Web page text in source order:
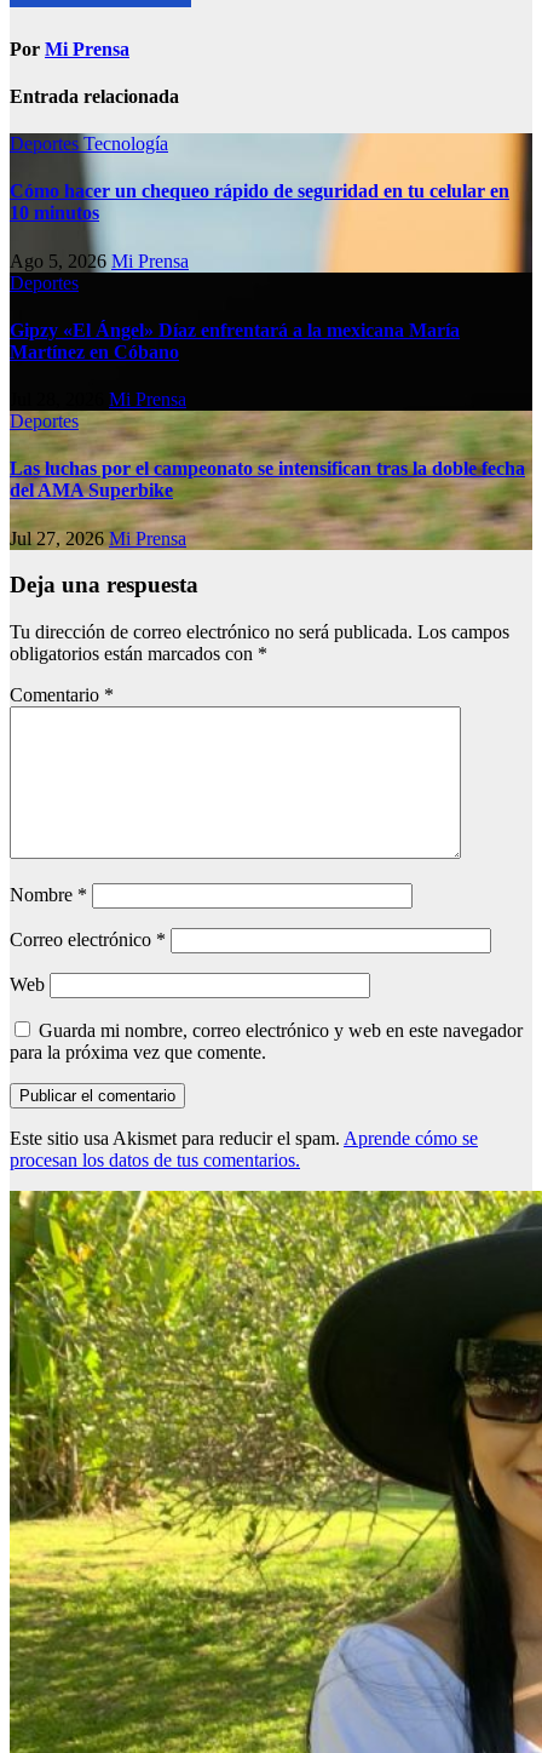
Por Mi Prensa
Entrada relacionada
Deportes Tecnología
Cómo hacer un chequeo rápido de seguridad en tu celular en
10 minutos
Ago 5, 2026 Mi Prensa
Deportes
Gipzy «El Ángel» Díaz enfrentará a la mexicana María
Martínez en Cóbano
Mi Prensa
Deportes
Las luchas por el campeonato se intensifican tras la doble fecha
del AMA Superbike
Jul 27, 2026Mi Prensa
Deja una respuesta
Tu dirección de correo electrónico no será publicada. Los campos
obligatorios están marcados con *
Comentario *
Nombre *
Correo electrónico *
Web
Guarda mi nombre, correo electrónico y web en este navegador
para la próxima vez que comente.
Este sitio usa Akismet para reducir el spam. Aprende cómo se
procesan los datos de tus comentarios.